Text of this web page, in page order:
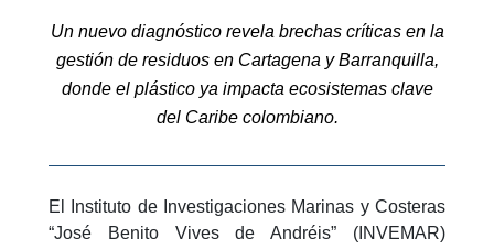
Un nuevo diagnóstico revela brechas críticas en la
gestión de residuos en Cartagena y Barranquilla,
donde el plástico ya impacta ecosistemas clave
del Caribe colombiano.
El Instituto de Investigaciones Marinas y Costeras
“José Benito Vives de Andréis” (INVEMAR)